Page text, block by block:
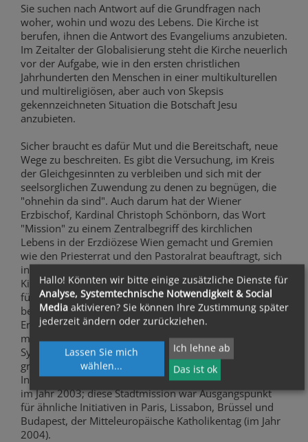
Sie suchen nach Antwort auf die Grundfragen nach
woher, wohin und wozu des Lebens. Die Kirche ist
berufen, ihnen die Antwort des Evangeliums anzubieten.
Im Zeitalter der Globalisierung steht die Kirche neuerlich
vor der Aufgabe, wie in den ersten christlichen
Jahrhunderten den Menschen in einer multikulturellen
und multireligiösen, aber auch von Skepsis
gekennzeichneten Situation die Botschaft Jesu
anzubieten.
Sicher braucht es dafür Mut und die Bereitschaft, neue
Wege zu beschreiten. Es gibt die Versuchung, im Kreis
der Gleichgesinnten zu verbleiben und sich mit der
seelsorglichen Zuwendung zu denen zu begnügen, die
"ohnehin da sind". Auch darum hat der Wiener
Erzbischof, Kardinal Christoph Schönborn, das Wort
"Mission" zu einem Zentralbegriff des kirchlichen
Lebens in der Erzdiözese Wien gemacht und Gremien
wie den Priesterrat und den Pastoralrat beauftragt, sich
intensiv für dieses Anliegen einzusetzen. Denn eine
Kirche, die nicht missionarisch ist, die nicht Menschen
für Jesus Christus, für das Evangelium, gewinnen und
begeistern will, verrät ihre Grundaufgabe. In der
Erzdiözese Wien sind in den letzten Jahren viele
missionarische Initiativen vorangetrieben worden: das
Symposion Großstadtseelsorge (im Jahr 2002), die
große Stadtmission mit dem angeschlossenen
Internationalen Kongress für eine neue Evangelisierung
im Jahr 2003; diese Stadtmission war Ausgangspunkt
für ähnliche Initiativen in Paris, Lissabon, Brüssel und
Budapest, der Mitteleuropäische Katholikentag (im Jahr
2004).
Hallo! Könnten wir bitte einige zusätzliche Dienste für
Analyse, Systemtechnische Notwendigkeit & Social
Mediaaktivieren? Sie können Ihre Zustimmung später
jederzeit ändern oder zurückziehen.
Lassen Sie mich
wählen...
Ich lehne ab
Das ist ok